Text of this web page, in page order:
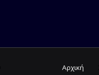
Αρχική